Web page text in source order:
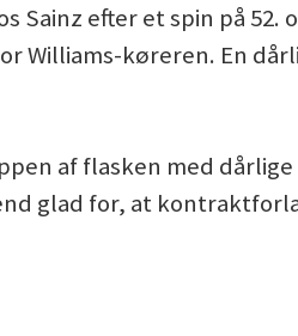
Sainz efter et spin på
Williams-køreren. En
af flasken med
glad for, at